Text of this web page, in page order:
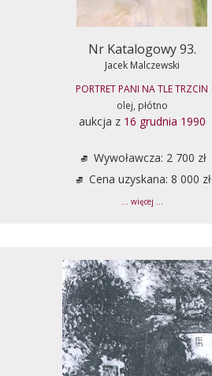
Nr Katalogowy 93.
Jacek Malczewski
PORTRET PANI NA TLE TRZCIN
olej, płótno
aukcja z 16 grudnia 1990
Wywoławcza: 2 700 zł
Cena uzyskana: 8 000 zł
... więcej ...